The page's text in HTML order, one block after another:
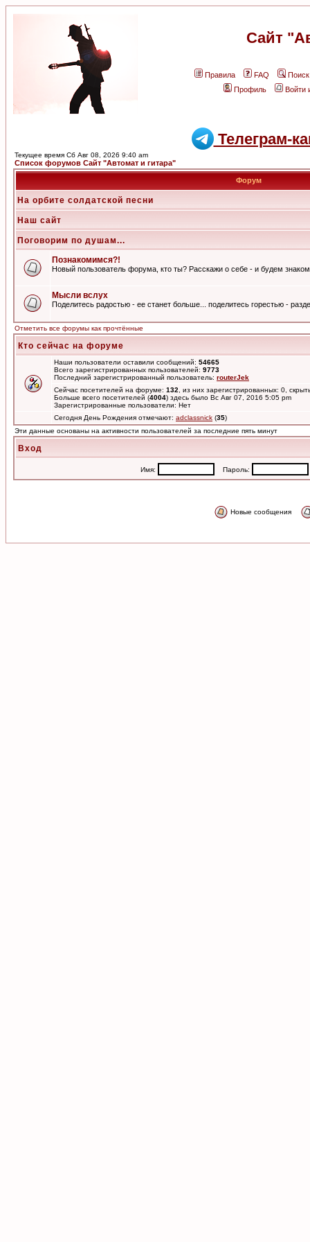
Сайт
Правила FAQ
Поиск
Профиль
Войти
Телеграм-
Текущее время Сб Авг 08, 2026 9:40 am
Список форумов Сайт "Автомат и гитара"
Форум
На орбите солдатской песни
Наш сайт
Поговорим по душам...
Познакомимся?!
Новый пользователь форума, кто ты? Расскажи о себе - и будем
Мысли вслух
Поделитесь радостью - ее станет больше... поделитесь горестью -
Отметить все форумы как прочтённые
Кто сейчас на форуме
Наши пользователи оставили сообщений: 54665
Всего зарегистрированных пользователей: 9773
Последний зарегистрированный пользователь: routerJek
Сейчас посетителей на форуме: 132 , из них зарегистрированных: 0,
Больше всего посетителей (4004) здесь было Вс Авг 07, 2016 5:05 pm
Зарегистрированные пользователи: Нет
Сегодня День Рождения отмечают: adclassnick (35)
Эти данные основаны на активности пользователей за последние пять минут
Вход
Имя: Пароль:
Новые сообщения